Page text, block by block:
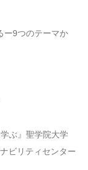
ー9つのテーマか
ぶ』聖学院大学
ビリティセンター